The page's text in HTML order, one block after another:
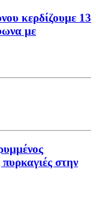
κερδίζουμε 13
με
στην